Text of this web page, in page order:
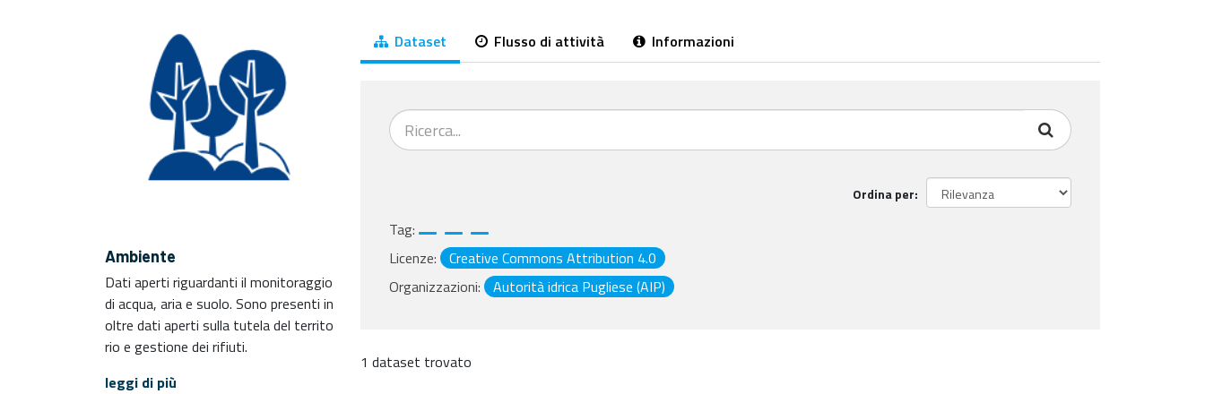
Ambiente
Dati aperti riguardanti il monitoraggio
di acqua, aria e suolo. Sono presenti in
oltre dati aperti sulla tutela del territo
rio e gestione dei rifiuti.
leggi di più
Dataset Flusso di attività Informazioni
Ordina per
Tag:
Licenze:
Creative Commons Attribution 4.0
Organizzazioni:
Autorità idrica Pugliese (AIP)
1 dataset trovato